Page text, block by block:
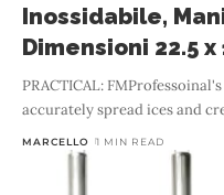
Inossidabile,
Dimensioni 22.5 x
PRACTICAL:
accurately spread ices and
MARCELLO 1 MIN READ